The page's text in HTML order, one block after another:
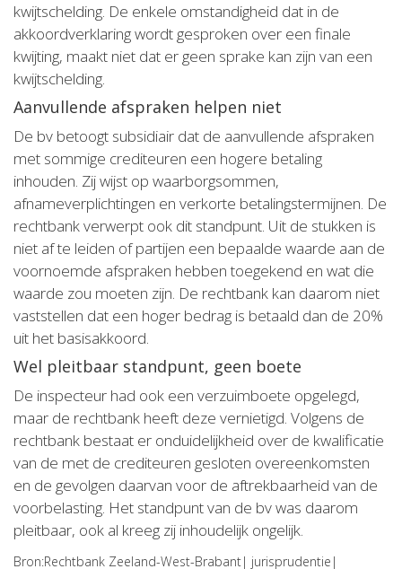
kwijtschelding. De enkele omstandigheid dat in de
akkoordverklaring wordt gesproken over een finale
kwijting, maakt niet dat er geen sprake kan zijn van een
kwijtschelding.
Aanvullende afspraken helpen niet
De bv betoogt subsidiair dat de aanvullende afspraken
met sommige crediteuren een hogere betaling
inhouden. Zij wijst op waarborgsommen,
afnameverplichtingen en verkorte betalingstermijnen. De
rechtbank verwerpt ook dit standpunt. Uit de stukken is
niet af te leiden of partijen een bepaalde waarde aan de
voornoemde afspraken hebben toegekend en wat die
waarde zou moeten zijn. De rechtbank kan daarom niet
vaststellen dat een hoger bedrag is betaald dan de 20%
uit het basisakkoord.
Wel pleitbaar standpunt, geen boete
De inspecteur had ook een verzuimboete opgelegd,
maar de rechtbank heeft deze vernietigd. Volgens de
rechtbank bestaat er onduidelijkheid over de kwalificatie
van de met de crediteuren gesloten overeenkomsten
en de gevolgen daarvan voor de aftrekbaarheid van de
voorbelasting. Het standpunt van de bv was daarom
pleitbaar, ook al kreeg zij inhoudelijk ongelijk.
Bron:Rechtbank Zeeland-West-Brabant| jurisprudentie|